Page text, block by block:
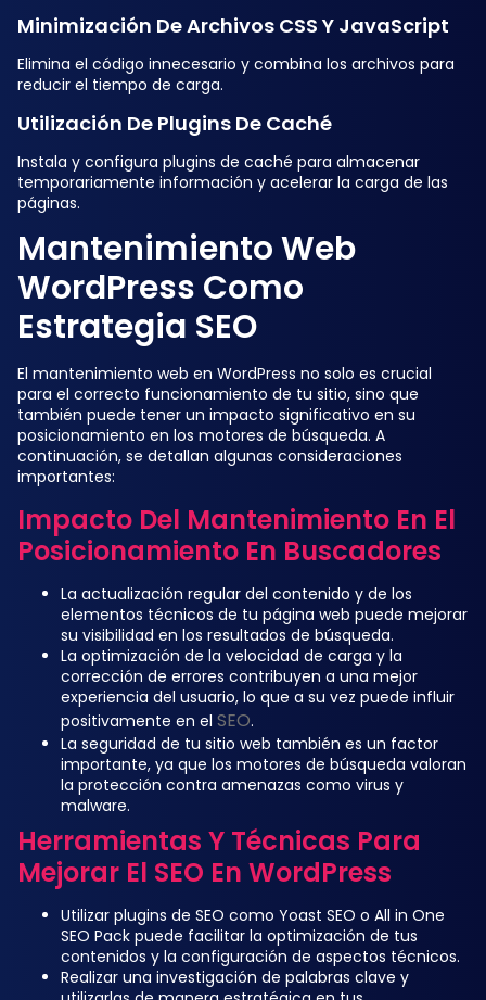
Minimización De Archivos CSS Y JavaScript
Elimina el código innecesario y combina los archivos para
reducir el tiempo de carga.
Utilización De Plugins De Caché
Instala y configura plugins de caché para almacenar
temporariamente información y acelerar la carga de las
páginas.
Mantenimiento Web
WordPress Como
Estrategia SEO
El mantenimiento web en WordPress no solo es crucial
para el correcto funcionamiento de tu sitio, sino que
también puede tener un impacto significativo en su
posicionamiento en los motores de búsqueda. A
continuación, se detallan algunas consideraciones
importantes:
Impacto Del Mantenimiento En El
Posicionamiento En Buscadores
La actualización regular del contenido y de los
elementos técnicos de tu página web puede mejorar
su visibilidad en los resultados de búsqueda.
La optimización de la velocidad de carga y la
corrección de errores contribuyen a una mejor
experiencia del usuario, lo que a su vez puede influir
positivamente en el SEO.
La seguridad de tu sitio web también es un factor
importante, ya que los motores de búsqueda valoran
la protección contra amenazas como virus y
malware.
Herramientas Y Técnicas Para
Mejorar El SEO En WordPress
Utilizar plugins de SEO como Yoast SEO o All in One
SEO Pack puede facilitar la optimización de tus
contenidos y la configuración de aspectos técnicos.
Realizar una investigación de palabras clave y